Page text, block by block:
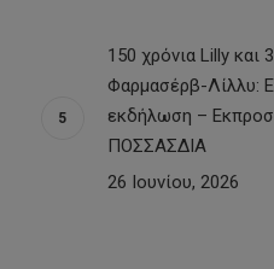
150 χρόνια Lilly και
Φαρμασέρβ-Λίλλυ:
εκδήλωση –
ΠΟΣΣΑΣΔΙΑ
26 Ιουνίου, 2026